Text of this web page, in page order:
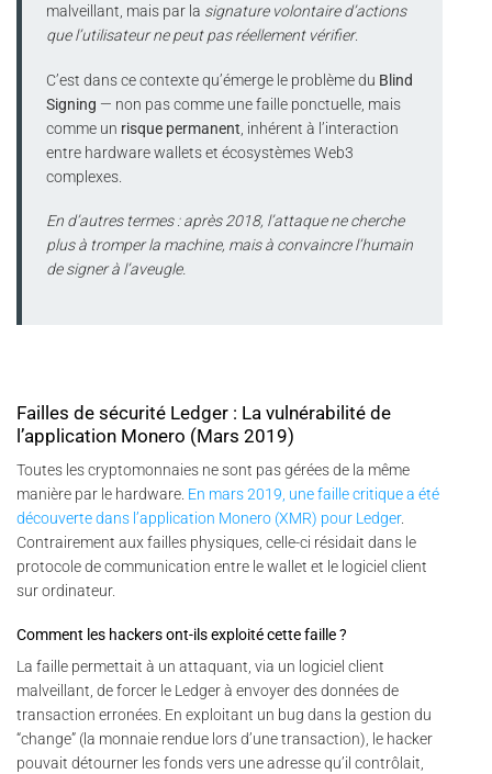
malveillant, mais par la signature volontaire d’actions
que l’utilisateur ne peut pas réellement vérifier.
C’est dans ce contexte qu’émerge le problème du Blind
Signing — non pas comme une faille ponctuelle, mais
comme un risque permanent , inhérent à l’interaction
entre hardware wallets et écosystèmes Web3
complexes.
En d’autres termes : après 2018, l’attaque ne cherche
plus à tromper la machine, mais à convaincre l’humain
de signer à l’aveugle.
Failles de sécurité Ledger : La vulnérabilité de
l’application Monero (Mars 2019)
Toutes les cryptomonnaies ne sont pas gérées de la même
manière par le hardware. En mars 2019, une faille critique a été
découverte dans l’application Monero (XMR) pour Ledger.
Contrairement aux failles physiques, celle-ci résidait dans le
protocole de communication entre le wallet et le logiciel client
sur ordinateur.
Comment les hackers ont-ils exploité cette faille ?
La faille permettait à un attaquant, via un logiciel client
malveillant, de forcer le Ledger à envoyer des données de
transaction erronées. En exploitant un bug dans la gestion du
“change” (la monnaie rendue lors d’une transaction), le hacker
pouvait détourner les fonds vers une adresse qu’il contrôlait,